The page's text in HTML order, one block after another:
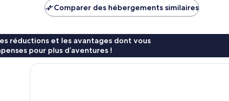
de
65 €
Comparer des hébergements similaires
réductions et les avantages dont vous
pour plus d’aventures !